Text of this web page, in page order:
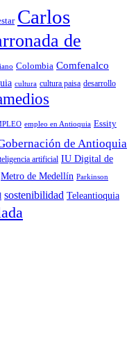
Carlos
de
Colombia Comfenalco
cultura cultura paisa desarrollo
empleo en Antioquia Essity
de Antioquia
artificial IU Digital de
Metro de Medellín Parkinson
sostenibilidad Teleantioquia